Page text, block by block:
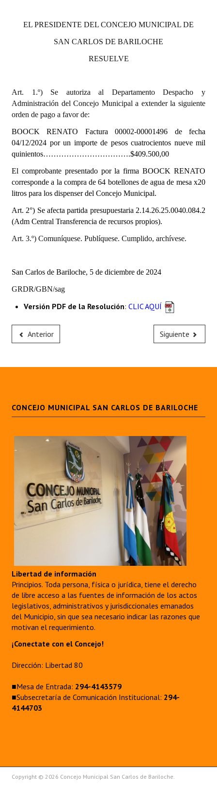
NORMATIVA
Resoluciones
Resoluciones de Presidencia
INSTITUCIONAL
Noticias Destacadas
Datos Históricos
Premio al Mérito - Registro
Banca del Vecino - Registro
Entrega de distinciones
REFORMA DE LA CARTA ORGÁNICA
EL PRESIDENTE DEL CONCEJO MUNICIPAL DE
SAN CARLOS DE BARILOCHE
RESUELVE
Art. 1.º) Se autoriza al Departamento Despacho y
Administración del Concejo Municipal a extender la siguiente
orden de pago a favor de:
BOOCK RENATO Factura 00002-00001496 de fecha
04/12/2024 por un importe de pesos cuatrocientos nueve mil
quinientos…………………………….$409.500,00
El comprobante presentado por la firma BOOCK RENATO
corresponde a la compra de 64 botellones de agua de mesa x20
litros para los dispenser del Concejo Municipal.
Art. 2°) Se afecta partida presupuestaria 2.14.26.25.0040.084.2
(Adm Central Transferencia de recursos propios).
Art. 3.º) Comuníquese. Publíquese. Cumplido, archívese.
San Carlos de Bariloche, 5 de diciembre de 2024
GRDR/GBN/sag
Versión PDF de la Resolución: CLIC AQUÍ
Anterior Siguiente
CONCEJO MUNICIPAL SAN CARLOS DE BARILOCHE
Libertad de información
Principios. Toda persona, física o jurídica, tiene el derecho
de libre acceso a las fuentes de información de los actos
legislativos, administrativos y jurisdiccionales emanados
del Municipio, sin que sea necesario indicar las razones que
motivan el requerimiento.
¡Conectate con el Concejo!
Dirección: Libertad 80
■Mesa de Entrada: 294-4143579
■Subsecretaría de Comunicación Institucional: 294-
4144703
Copyright © 2026 Concejo Municipal San Carlos de Bariloche.